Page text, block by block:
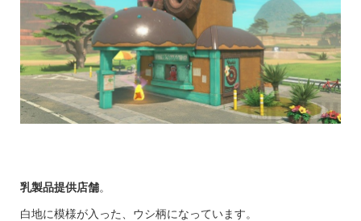
乳製品提供店舗。
白地に模様が入った、ウシ柄になっています。